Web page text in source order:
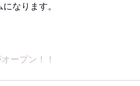
なります。
ープン！！